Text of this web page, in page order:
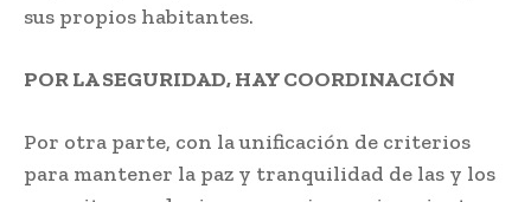
sus propios habitantes.
POR LA SEGURIDAD, HAY COORDINACIÓN
Por otra parte, con la unificación de criterios
para mantener la paz y tranquilidad de las y los